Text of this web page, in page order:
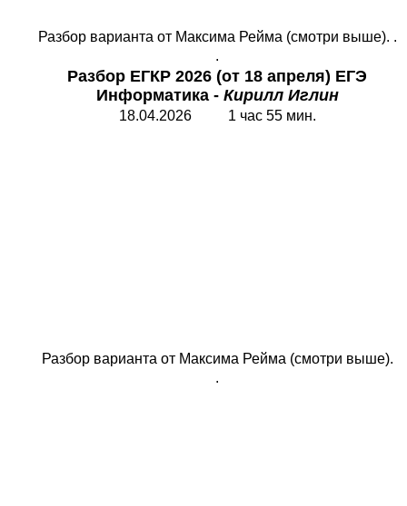
Разбор варианта от Максима Рейма (смотри выше). .
.
Разбор ЕГКР 2026 (от 18 апреля) ЕГЭ
Информатика - Кирилл Иглин
18.04.2026 1 час 55 мин.
Разбор варианта от Максима Рейма (смотри выше).
.